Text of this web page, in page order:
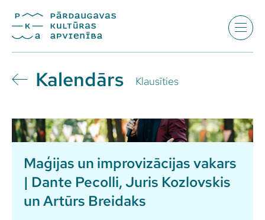
Kalendārs Klausīties
Maģijas un improvizācijas vakars
| Dante Pecolli, Juris Kozlovskis
un Artūrs Breidaks